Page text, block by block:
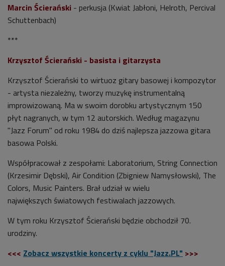
Marcin Ścierański - perkusja (Kwiat Jabłoni, Helroth, Percival
Schuttenbach)
***
Krzysztof Ścierański - basista i gitarzysta
Krzysztof Ścierański to wirtuoz gitary basowej i kompozytor
- artysta niezależny, tworzy muzykę instrumentalną
improwizowaną. Ma w swoim dorobku artystycznym 150
płyt nagranych, w tym 12 autorskich. Według magazynu
"Jazz Forum" od roku 1984 do dziś najlepsza jazzowa gitara
basowa Polski.
Współpracował z zespołami: Laboratorium, String Connection
(Krzesimir Dębski), Air Condition (Zbigniew Namysłowski), The
Colors, Music Painters. Brał udział w wielu
największych światowych festiwalach jazzowych.
W tym roku Krzysztof Ścierański będzie obchodził 70.
urodziny.
<<< Zobacz wszystkie koncerty z cyklu "Jazz.PL" >>>